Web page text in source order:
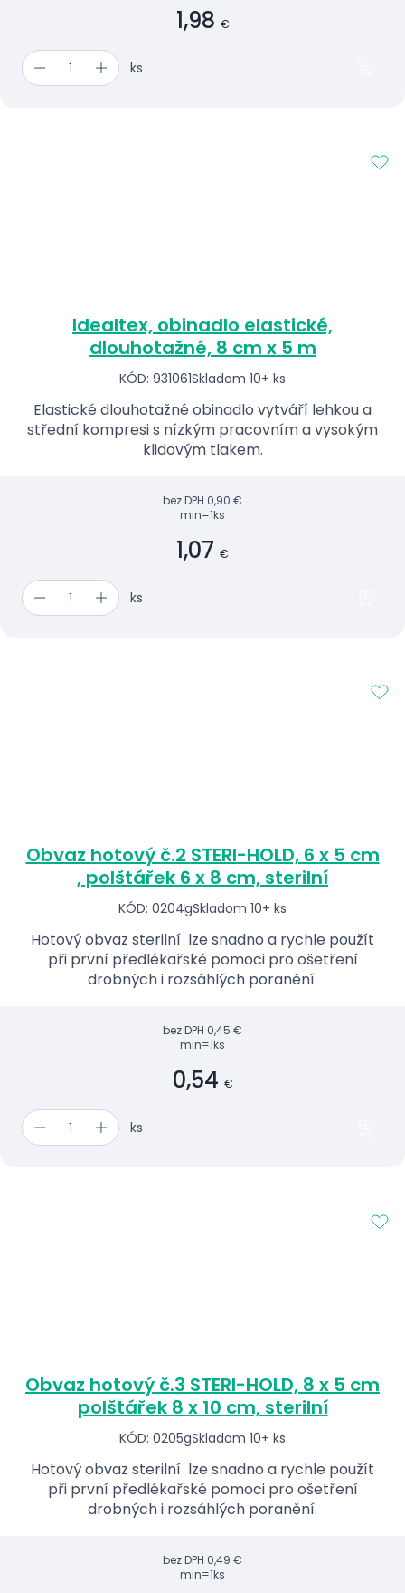
1,98 €
ks
Idealtex, obinadlo elastické,
dlouhotažné, 8 cm x 5 m
KÓD: 931061Skladom 10+ ks
Elastické dlouhotažné obinadlo vytváří lehkou a
střední kompresi s nízkým pracovním a vysokým
klidovým tlakem.
bez DPH 0,90 €
min=1ks
1,07 €
ks
Obvaz hotový č.2 STERI-HOLD, 6 x 5 cm
, polštářek 6 x 8 cm, sterilní
KÓD: 0204gSkladom 10+ ks
Hotový obvaz sterilní lze snadno a rychle použít
při první předlékařské pomoci pro ošetření
drobných i rozsáhlých poranění.
bez DPH 0,45 €
min=1ks
0,54 €
ks
Obvaz hotový č.3 STERI-HOLD, 8 x 5 cm
polštářek 8 x 10 cm, sterilní
KÓD: 0205gSkladom 10+ ks
Hotový obvaz sterilní lze snadno a rychle použít
při první předlékařské pomoci pro ošetření
drobných i rozsáhlých poranění.
bez DPH 0,49 €
min=1ks